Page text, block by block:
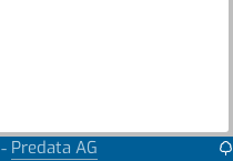
- Predata AG